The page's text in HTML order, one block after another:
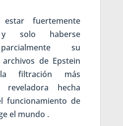
fuertemente
y solo haberse
su
de Epstein
filtración más
hecha
funcionamiento de
el mundo .